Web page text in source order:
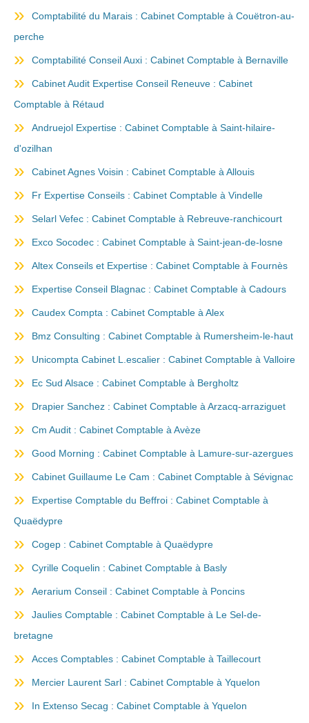
Comptabilité du Marais : Cabinet Comptable à Couëtron-au-
perche
Comptabilité Conseil Auxi : Cabinet Comptable à Bernaville
Cabinet Audit Expertise Conseil Reneuve : Cabinet
Comptable à Rétaud
Andruejol Expertise : Cabinet Comptable à Saint-hilaire-
d'ozilhan
Cabinet Agnes Voisin : Cabinet Comptable à Allouis
Fr Expertise Conseils : Cabinet Comptable à Vindelle
Selarl Vefec : Cabinet Comptable à Rebreuve-ranchicourt
Exco Socodec : Cabinet Comptable à Saint-jean-de-losne
Altex Conseils et Expertise : Cabinet Comptable à Fournès
Expertise Conseil Blagnac : Cabinet Comptable à Cadours
Caudex Compta : Cabinet Comptable à Alex
Bmz Consulting : Cabinet Comptable à Rumersheim-le-haut
Unicompta Cabinet L.escalier : Cabinet Comptable à Valloire
Ec Sud Alsace : Cabinet Comptable à Bergholtz
Drapier Sanchez : Cabinet Comptable à Arzacq-arraziguet
Cm Audit : Cabinet Comptable à Avèze
Good Morning : Cabinet Comptable à Lamure-sur-azergues
Cabinet Guillaume Le Cam : Cabinet Comptable à Sévignac
Expertise Comptable du Beffroi : Cabinet Comptable à
Quaëdypre
Cogep : Cabinet Comptable à Quaëdypre
Cyrille Coquelin : Cabinet Comptable à Basly
Aerarium Conseil : Cabinet Comptable à Poncins
Jaulies Comptable : Cabinet Comptable à Le Sel-de-
bretagne
Acces Comptables : Cabinet Comptable à Taillecourt
Mercier Laurent Sarl : Cabinet Comptable à Yquelon
In Extenso Secag : Cabinet Comptable à Yquelon